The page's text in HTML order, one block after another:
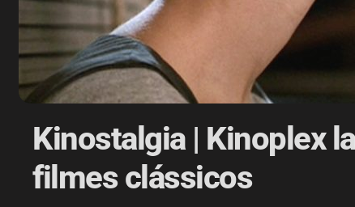
Kinostalgia | Kinoplex
filmes clássicos